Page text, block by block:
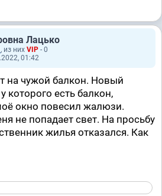
Лацько
, из них VIP - 0
01:42
на чужой балкон. Новый
которого есть балкон,
окно повесил жалюзи.
не попадает свет. На просьбу
жилья отказался. Как